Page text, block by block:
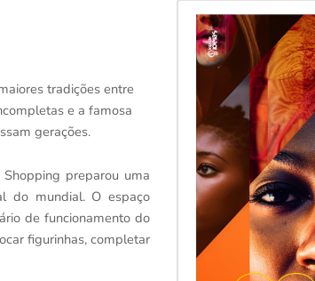
tradições entre
e a famosa
gerações.
preparou uma
do mundial. O espaço
de funcionamento do
figurinhas, completar